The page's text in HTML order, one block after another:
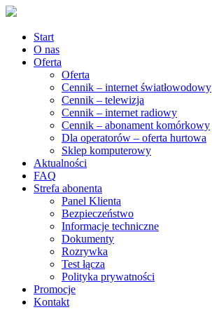
Start
O nas
Oferta
Oferta
Cennik – internet światłowodowy
Cennik – telewizja
Cennik – internet radiowy
Cennik – abonament komórkowy
Dla operatorów – oferta hurtowa
Sklep komputerowy
Aktualności
FAQ
Strefa abonenta
Panel Klienta
Bezpieczeństwo
Informacje techniczne
Dokumenty
Rozrywka
Test łącza
Polityka prywatności
Promocje
Kontakt